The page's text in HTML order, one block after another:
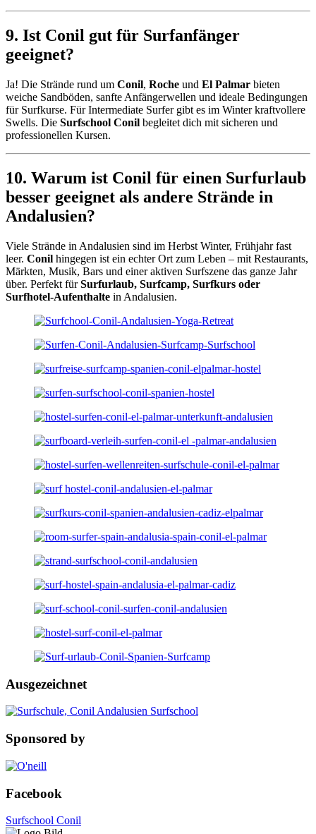
9. Ist Conil gut für Surfanfänger
geeignet?
Ja! Die Strände rund um Conil, Roche und El Palmar bieten
weiche Sandböden, sanfte Anfängerwellen und ideale Bedingungen
für Surfkurse. Für Intermediate Surfer gibt es im Winter kraftvollere
Swells. Die Surfschool Conil begleitet dich mit sicheren und
professionellen Kursen.
10. Warum ist Conil für einen Surfurlaub
besser geeignet als andere Strände in
Andalusien?
Viele Strände in Andalusien sind im Herbst Winter, Frühjahr fast
leer. Conil hingegen ist ein echter Ort zum Leben – mit Restaurants,
Märkten, Musik, Bars und einer aktiven Surfszene das ganze Jahr
über. Perfekt fürSurfurlaub, Surfcamp, Surfkurs oder
Surfhotel-Aufenthalte in Andalusien.
Ausgezeichnet
Sponsored by
Facebook
Surfschool Conil